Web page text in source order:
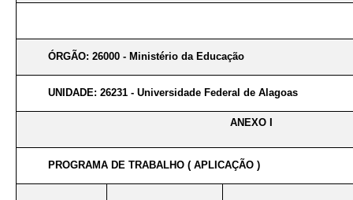
ÓRGÃO: 26000 - Ministério da Educação
UNIDADE: 26231 - Universidade Federal de Alagoas
ANEXO I
PROGRAMA DE TRABALHO ( APLICAÇÃO )